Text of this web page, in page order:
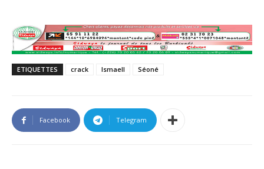
ETIQUETTES crack Ismaell Séoné
Facebook Telegram